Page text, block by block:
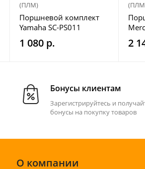
(ПЛМ)
Поршневой комплект
Yamaha SC-PS011
1 080 р.
SC-
2
Бонусы клиентам
Зарегистрируйтесь и
бонусы на покупку товаров
О компании